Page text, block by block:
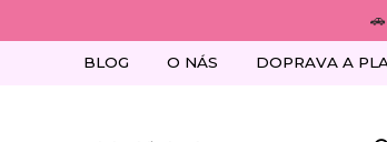
BLOG O NÁS DOPRAVA A